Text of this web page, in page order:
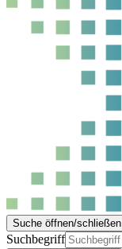
Suche öffnen/schließen
Suchbegriff